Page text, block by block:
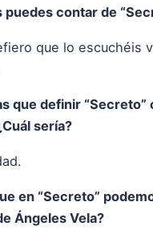
puedes contar de
que lo escuchéis
que definir “Secreto”
sería?
en “Secreto”
Ángeles Vela?